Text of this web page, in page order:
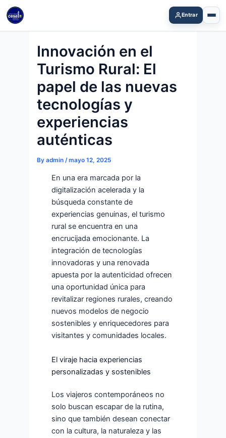
Skip
content
Entrar
Innovación en el
Turismo Rural: El
papel de las nuevas
tecnologías y
experiencias
auténticas
By admin /mayo 12, 2025
En una era marcada por la
digitalización acelerada y la
búsqueda constante de
experiencias genuinas, el turismo
rural se encuentra en una
encrucijada emocionante. La
integración de tecnologías
innovadoras y una renovada
apuesta por la autenticidad ofrecen
una oportunidad única para
revitalizar regiones rurales, creando
nuevos modelos de negocio
sostenibles y enriquecedores para
visitantes y comunidades locales.
El viraje hacia experiencias
personalizadas y sostenibles
Los viajeros contemporáneos no
solo buscan escapar de la rutina,
sino que también desean conectar
con la cultura, la naturaleza y las